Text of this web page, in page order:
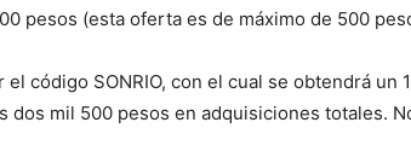
pesos (esta oferta es de máximo de 500
el código SONRIO, con el cual se obtendrá un
dos mil 500 pesos en adquisiciones totales.